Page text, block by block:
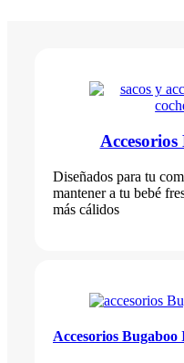
Diseñados para tu
mantener a tu bebé
más cálidos
Accesorios